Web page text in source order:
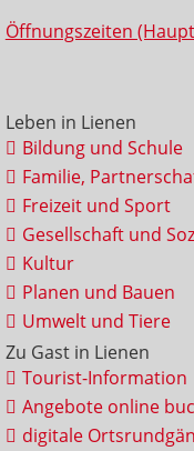
Öffnungszeiten
Leben in Lienen
Bildung und Schule
Familie,
Freizeit und Sport
Gesellschaft und
Kultur
Planen und Bauen
Umwelt und Tiere
Zu Gast in Lienen
Tourist-Information
Angebote online
digitale